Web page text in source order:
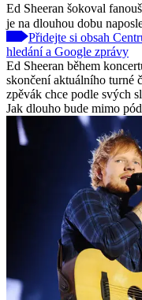
Ed Sheeran šokoval
je na dlouhou dobu
Přidejte si obsah
hledání a Google zprávy
Ed Sheeran během
skončení aktuálního turné
zpěvák chce podle svých
Jak dlouho bude mimo